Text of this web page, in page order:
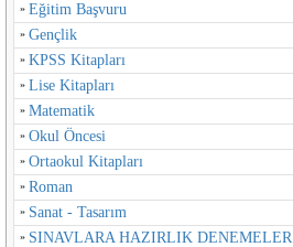
Eğitim Başvuru
Gençlik
KPSS Kitapları
Lise Kitapları
Matematik
Okul Öncesi
Ortaokul Kitapları
Roman
Sanat - Tasarım
SINAVLARA HAZIRLIK DENEMELER